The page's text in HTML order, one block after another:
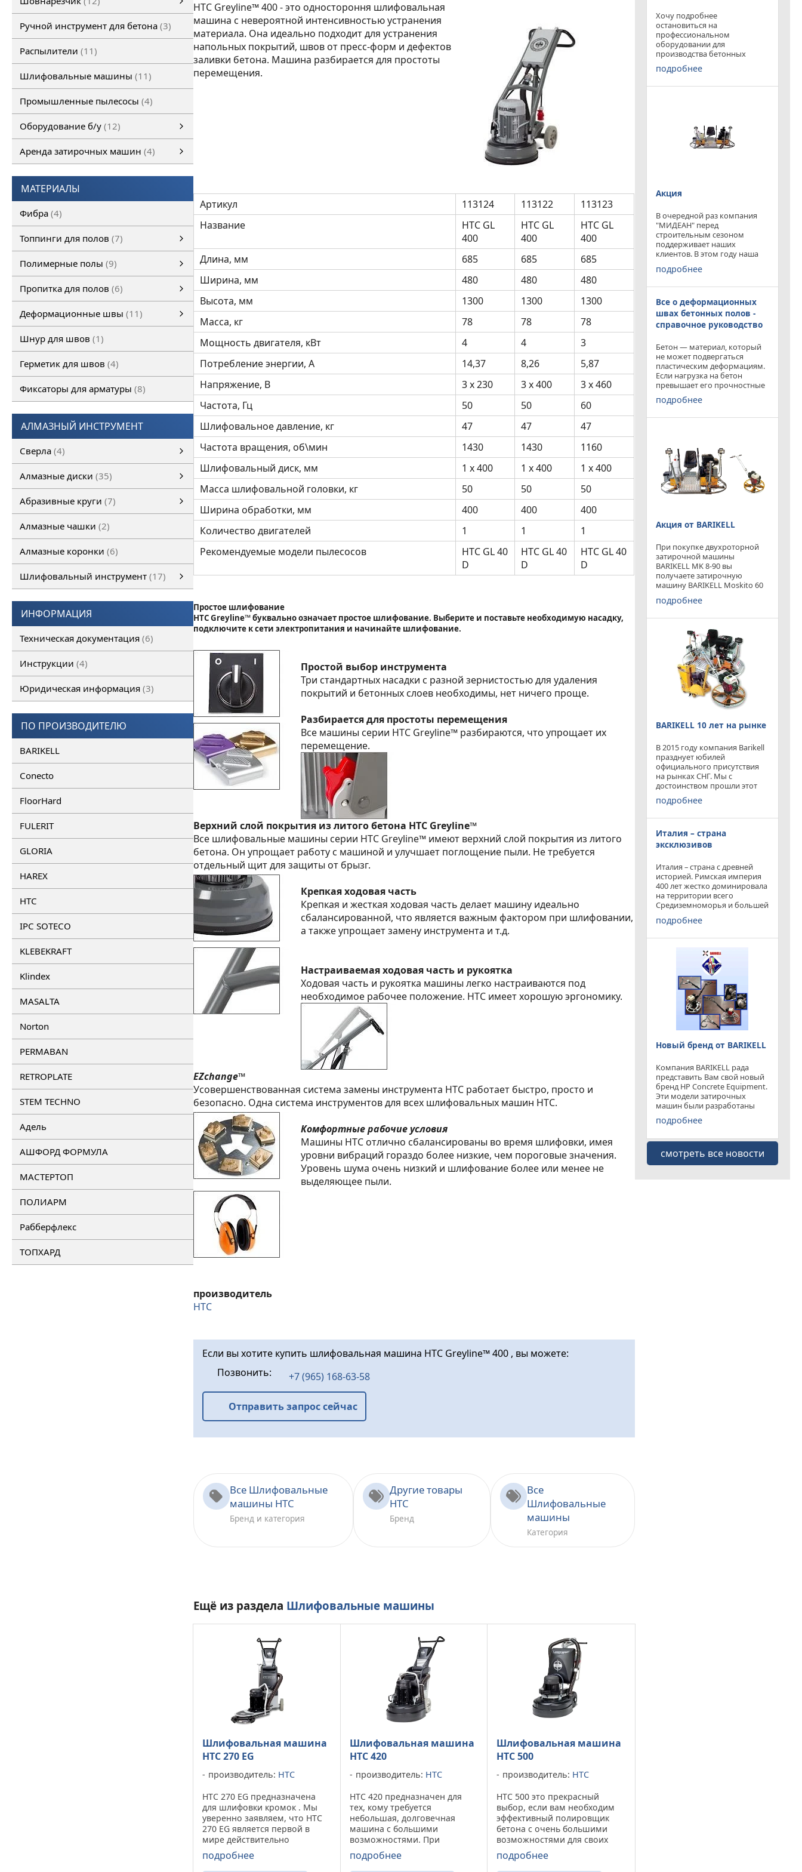
Ручной инструмент для бетона 3
Распылители 11
Шлифовальные машины 11
Промышленные пылесосы 4
Оборудование б/у 12
Аренда затирочных машин 4
МАТЕРИАЛЫ
Фибра 4
Топпинги для полов 7
Полимерные полы 9
Пропитка для полов 6
Деформационные швы 11
Шнур для швов 1
Герметик для швов 4
Фиксаторы для арматуры 8
АЛМАЗНЫЙ ИНСТРУМЕНТ
Сверла 4
Алмазные диски 35
Абразивные круги 7
Алмазные чашки 2
Алмазные коронки 6
Шлифовальный инструмент 17
ИНФОРМАЦИЯ
Техническая документация 6
Инструкции 4
Юридическая информация 3
ПО ПРОИЗВОДИТЕЛЮ
BARIKELL
Conecto
FloorHard
FULERIT
GLORIA
HAREX
HTC
IPC SOTECO
KLEBEKRAFT
Klindex
MASALTA
Norton
PERMABAN
RETROPLATE
STEM TECHNO
Адель
АШФОРД ФОРМУЛА
МАСТЕРТОП
ПОЛИАРМ
Рабберфлекс
ТОПХАРД
HTC Greyline™ 400 - это одностороння шлифовальная
машина с невероятной интенсивностью устранения
материала. Она идеально подходит для устранения
напольных покрытий, швов от пресс-форм и дефектов
заливки бетона. Машина разбирается для простоты
перемещения.
Артикул 113124 113122
113123
Название
HTC GL
400
HTC GL
400
HTC GL
400
Длина, мм
685 685
685
Ширина, мм
480 480
480
Высота, мм
1300 1300
1300
Масса, кг
78 78
78
Мощность двигателя, кВт
4 4
3
Потребление энергии, А
14,37 8,26
5,87
Напряжение, В
3 x 230 3 x 400
3 x 460
Частота, Гц
50 50
60
Шлифовальное давление, кг
47 47
47
Частота вращения, об\мин
1430 1430
1160
Шлифовальный диск, мм
1 x 400 1 x 400
1 x 400
Масса шлифовальной головки, кг
50 50
50
Ширина обработки, мм
400 400
400
Количество двигателей
1 1
1
Рекомендуемые модели пылесосов
HTC GL 40
D
HTC GL 40
D
HTC GL 40
D
Простое шлифование
HTC Greyline™ буквально означает простое шлифование. Выберите и поставьте необходимую насадку,
подключите к сети электропитания и начинайте шлифование.
Простой выбор инструмента
Три стандартных насадки с разной зернистостью для удаления
покрытий и бетонных слоев необходимы, нет ничего проще.
Разбирается для простоты перемещения
Все машины серии HTC Greyline™ разбираются, что упрощает их
перемещение.
Верхний слой покрытия из литого бетона HTC Greyline™
Все шлифовальные машины серии HTC Greyline™ имеют верхний слой покрытия из литого
бетона. Он упрощает работу с машиной и улучшает поглощение пыли. Не требуется
отдельный щит для защиты от брызг.
Крепкая ходовая часть
Крепкая и жесткая ходовая часть делает машину идеально
сбалансированной, что является важным фактором при шлифовании,
а также упрощает замену инструмента и т.д.
Настраиваемая ходовая часть и рукоятка
Ходовая часть и рукоятка машины легко настраиваются под
необходимое рабочее положение. HTC имеет хорошую эргономику.
EZchange™
Усовершенствованная система замены инструмента HTC работает быстро, просто и
безопасно. Одна система инструментов для всех шлифовальных машин HTC.
Комфортные рабочие условия
Машины HTC отлично сбалансированы во время шлифовки, имея
уровни вибраций гораздо более низкие, чем пороговые значения.
Уровень шума очень низкий и шлифование более или менее не
выделяющее пыли.
производитель
HTC
Если вы хотите купить шлифовальная машина HTC Greyline™ 400 , вы можете:
Позвонить:
+7 (965) 168-63-58
Отправить запрос сейчас
Все Шлифовальные
машины HTC
Бренд и категория
Другие товары
HTC
Бренд
Все
Шлифовальные
машины
Категория
Ещё из раздела Шлифовальные машины
Шлифовальная машина
HTC 270 EG
производитель: HTC
HTC 270 EG предназначена
для шлифовки кромок . Мы
уверенно заявляем, что HTC
270 EG является первой в
мире действительно
профессиональной
шлифовальной машиной. В
подробнее
Шлифовальная машина
HTC 420
производитель: HTC
HTC 420 предназначен для
тех, кому требуется
небольшая, долговечная
машина с большими
возможностями. При
обработке полов
предъявляются высокие
подробнее
Шлифовальная машина
HTC 500
производитель: HTC
HTC 500 это прекрасный
выбор, если вам необходим
эффективный полировщик
бетона с очень большими
возможностями для своих
размеров, но также это и
мощный
подробнее
Хочу подробнее
остановиться на
профессиональном
оборудовании для
производства бетонных
работ, ибо к качеству
поверхности бетона в
широк. Это
подробнее
Акция
В очередной раз компания
"МИДЕАН" перед
строительным сезоном
поддерживает наших
клиентов. В этом году наша
компания предлагает
приобрести двухроторную
площадью затирки 2540 мм
по цене двухроторной
подробнее
Все о деформационных
швах бетонных полов -
справочное руководство
Бетон — материал, который
не может подвергаться
пластическим деформациям.
Если нагрузка на бетон
превышает его прочностные
характеристики, то он
попросту растрескивается.
подробнее
Акция от BARIKELL
При покупке двухроторной
затирочной машины
BARIKELL MK 8-90 вы
получаете затирочную
машину BARIKELL Moskito 60
абсолютно бесплатно
подробнее
BARIKELL 10 лет на рынке
В 2015 году компания Barikell
празднует юбилей
официального присутствия
на рынках СНГ. Мы с
достоинством прошли этот
отрезок времени ,
конкурируя с
результатов и целей которые
перед собой ставили.
подробнее
Италия – страна
эксклюзивов
Италия – страна с древней
историей. Римская империя
400 лет жестко доминировала
на территории всего
Средиземноморья и большей
частью Европы. Императоры
и правители аппенин
Каждый гражданин Земли
подробнее
Новый бренд от BARIKELL
Компания BARIKELL рада
представить Вам свой новый
бренд HP Concrete Equipment.
Эти модели затирочных
машин были разработаны
специально для
удовлетворения рынка
класса . Данная "белая линия"
представлена несколькими
моделями
подробнее
смотреть все новости